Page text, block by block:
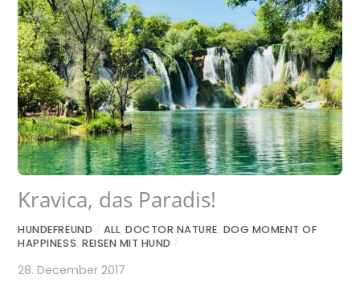
Kravica, das Paradis!
HUNDEFREUND ALL,DOCTOR NATURE, DOG MOMENT OF
HAPPINESS,REISEN MIT HUND
28. December 2017